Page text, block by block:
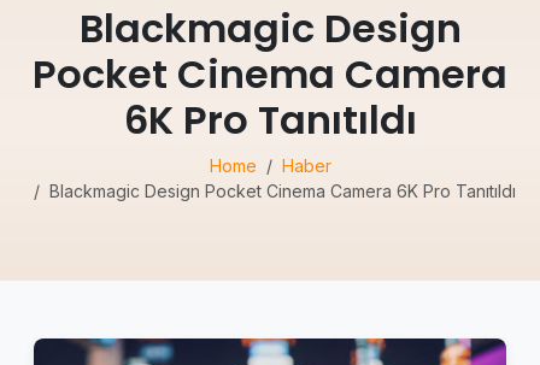
Blackmagic Design
Pocket Cinema Camera
6K Pro Tanıtıldı
Home
Haber
Blackmagic Design Pocket Cinema Camera 6K Pro Tanıtıldı